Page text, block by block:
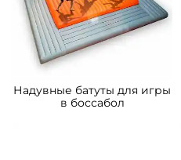
Надувные батуты для игры
в боссабол